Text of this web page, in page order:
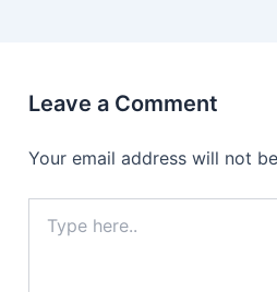
Leave a Comment
Your email address will not
here..